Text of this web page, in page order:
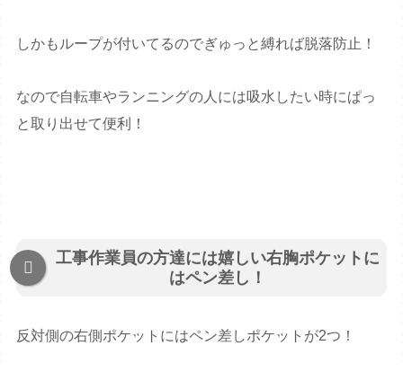
しかもループが付いてるのでぎゅっと縛れば脱落防止！
なので自転車やランニングの人には吸水したい時にぱっ
と取り出せて便利！
工事作業員の方達には嬉しい右胸ポケットに
はペン差し！
反対側の右側ポケットにはペン差しポケットが2つ！